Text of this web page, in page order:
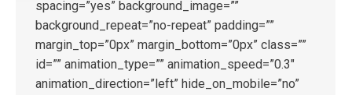
spacing=”yes” background_image=””
background_repeat=”no-repeat” padding=””
margin_top=”0px” margin_bottom=”0px” class=””
id=”” animation_type=”” animation_speed=”0.3″
animation_direction=”left” hide_on_mobile=”no”